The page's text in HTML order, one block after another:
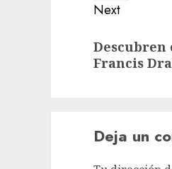
Next
Descubren
Francis
Deja un